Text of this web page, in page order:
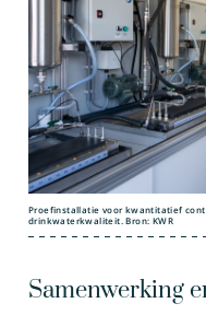
Proefinstallatie voor kwantitatief
drinkwaterkwaliteit. Bron: KWR
Samenwerking